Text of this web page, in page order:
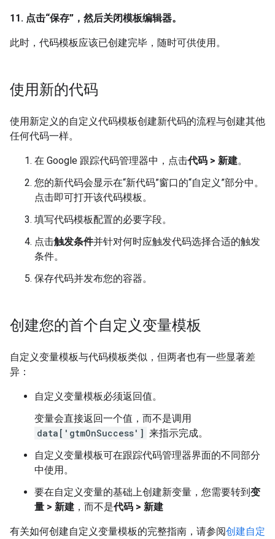
11. 点击“保存”，然后关闭模板编辑器。
此时，代码模板应该已创建完毕，随时可供使用。
使用新的代码
使用新定义的自定义代码模板创建新代码的流程与创建其他
任何代码一样。
在 Google 跟踪代码管理器中，点击代码 > 新建。
您的新代码会显示在“新代码”窗口的“自定义”部分中。
点击即可打开该代码模板。
填写代码模板配置的必要字段。
点击触发条件并针对何时应触发代码选择合适的触发
条件。
保存代码并发布您的容器。
创建您的首个自定义变量模板
自定义变量模板与代码模板类似，但两者也有一些显著差
异：
自定义变量模板必须返回值。
变量会直接返回一个值，而不是调用
data['gtmOnSuccess'] 来指示完成。
自定义变量模板可在跟踪代码管理器界面的不同部分
中使用。
要在自定义变量的基础上创建新变量，您需要转到变
量 > 新建 ，而不是代码 > 新建
有关如何创建自定义变量模板的完整指南，请参阅创建自定